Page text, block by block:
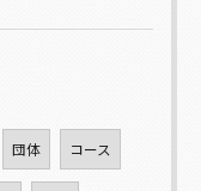
団体 コース